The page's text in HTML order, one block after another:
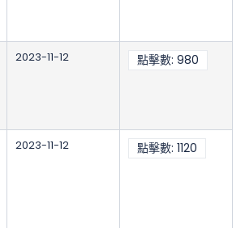
2023-11-12 點擊數: 980
2023-11-12 點擊數: 1120